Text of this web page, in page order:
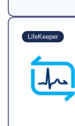
LifeKeeper